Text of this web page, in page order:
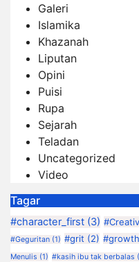
Galeri
Islamika
Khazanah
Liputan
Opini
Puisi
Rupa
Sejarah
Teladan
Uncategorized
Video
Tagar
#character_first (3)
#Geguritan (1) #grit (2)
Menulis (1) #kasih ibu tak berbalas